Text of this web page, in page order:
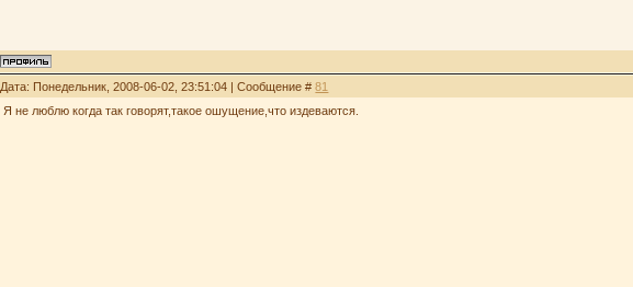
Дата: Понедельник, 2008-06-02, 23:51:04 | Сообщение #81
Я не люблю когда так говорят,такое ошущение,что издеваются.